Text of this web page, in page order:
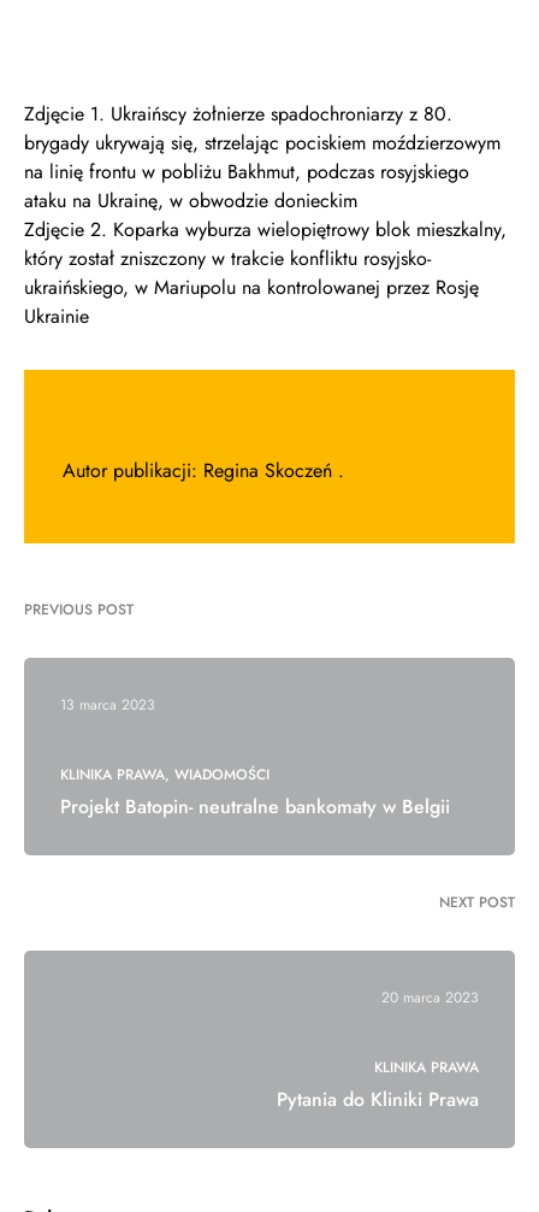
Zdjęcie 1. Ukraińscy żołnierze spadochroniarzy z 80.
brygady ukrywają się, strzelając pociskiem moździerzowym
na linię frontu w pobliżu Bakhmut, podczas rosyjskiego
ataku na Ukrainę, w obwodzie donieckim
Zdjęcie 2. Koparka wyburza wielopiętrowy blok mieszkalny,
który został zniszczony w trakcie konfliktu rosyjsko-
ukraińskiego, w Mariupolu na kontrolowanej przez Rosję
Ukrainie
Autor publikacji: Regina Skoczeń .
PREVIOUS POST
13 marca 2023
KLINIKA PRAWA WIADOMOŚCI
Projekt Batopin- neutralne bankomaty w Belgii
NEXT POST
20 marca 2023
KLINIKA PRAWA
Pytania do Kliniki Prawa